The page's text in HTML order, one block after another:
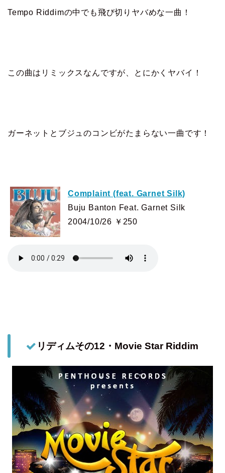
Tempo Riddimの中でも飛び切りヤバめな一曲！
この曲はリミックスなんですが、とにかくヤバイ！
ガーネットとブジュのコンビがたまらない一曲です！
Complaint (feat. Garnet Silk)
Buju Banton Feat. Garnet Silk
2004/10/26 ￥250
リディムその12・Movie Star Riddim